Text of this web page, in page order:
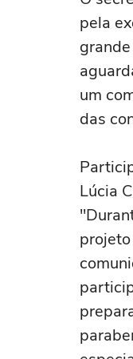
pela
um
das
Lúcia